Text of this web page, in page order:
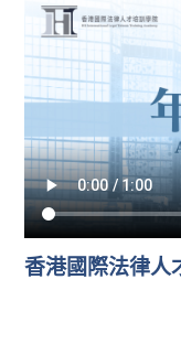
香港國際法律人